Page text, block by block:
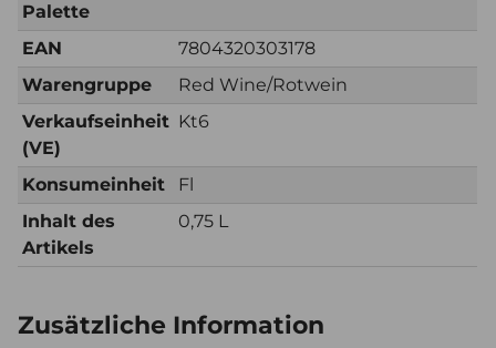
Palette
EAN
7804320303178
Warengruppe
Red Wine/Rotwein
Verkaufseinheit
(VE)
Kt6
Konsumeinheit
Fl
Inhalt des
Artikels
0,75 L
Zusätzliche Information